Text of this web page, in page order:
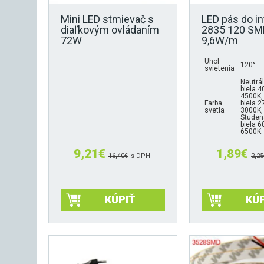
Mini LED stmievač s
diaľkovým ovládaním
72W
9,21€ 16,40€ s DPH
KÚPIŤ
LED pás do
2835 120
9,6W/m
Uhol
svietenia
120°
Farba
svetla
biela
4500K,
biela
3000K,
biela
6500K
1,89€ 2,25
má
viacero